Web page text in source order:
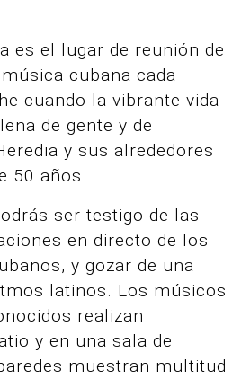
es el lugar de reunión de
cubana cada
cuando la vibrante vida
de gente y de
y sus alrededores
50 años.
ser testigo de las
en directo de los
y gozar de una
latinos. Los músicos
realizan
y en una sala de
muestran multitud